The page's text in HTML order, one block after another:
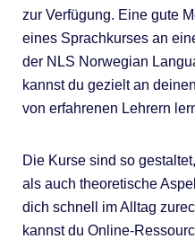
zur Verfügung. Eine gute
eines Sprachkurses an
der NLS Norwegian
kannst du gezielt an
von erfahrenen Lehrern
Die Kurse sind so
als auch theoretische
dich schnell im Alltag
kannst du Online-